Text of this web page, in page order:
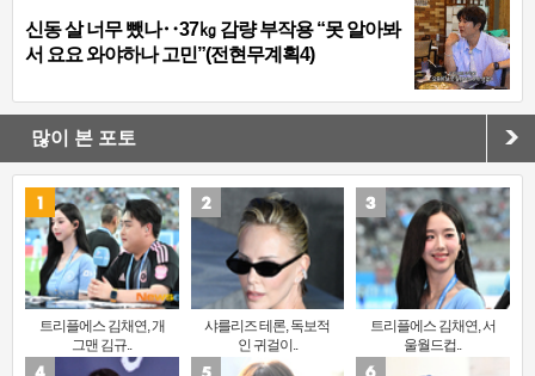
신동 살 너무 뺐나‥37㎏ 감량 부작용 “못 알아봐
서 요요 와야하나 고민”(전현무계획4)
많이 본 포토
트리플에스 김채연, 개
그맨 김규..
샤를리즈 테론, 독보적
인 귀걸이..
트리플에스 김채연, 서
울월드컵..